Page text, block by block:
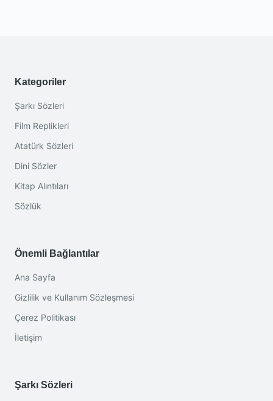
Kategoriler
Şarkı Sözleri
Film Replikleri
Atatürk Sözleri
Dini Sözler
Kitap Alıntıları
Sözlük
Önemli Bağlantılar
Ana Sayfa
Gizlilik ve Kullanım Sözleşmesi
Çerez Politikası
İletişim
Şarkı Sözleri